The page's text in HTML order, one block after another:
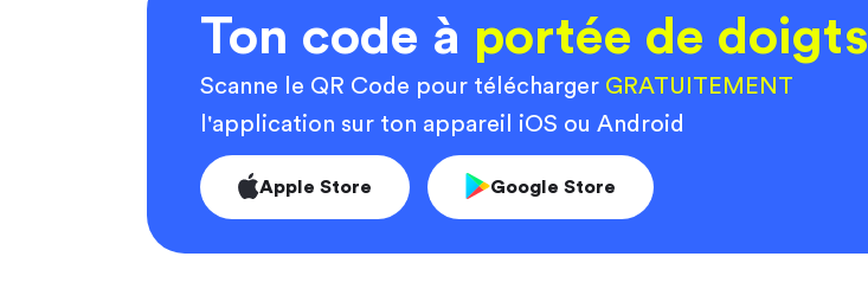
Ton code à portée de doigts
Scanne le QR Code pour télécharger GRATUITEMENT
l'application sur ton appareil iOS ou Android
Apple Store Google Store